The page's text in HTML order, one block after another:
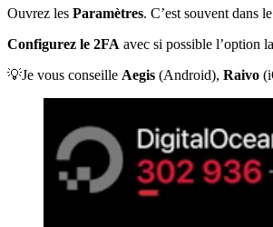
Ouvrez les Paramètres. C’est souvent dans
Configurez le 2FA avec si possible l’option
💡Je vous conseille Aegis (Android), Raivo